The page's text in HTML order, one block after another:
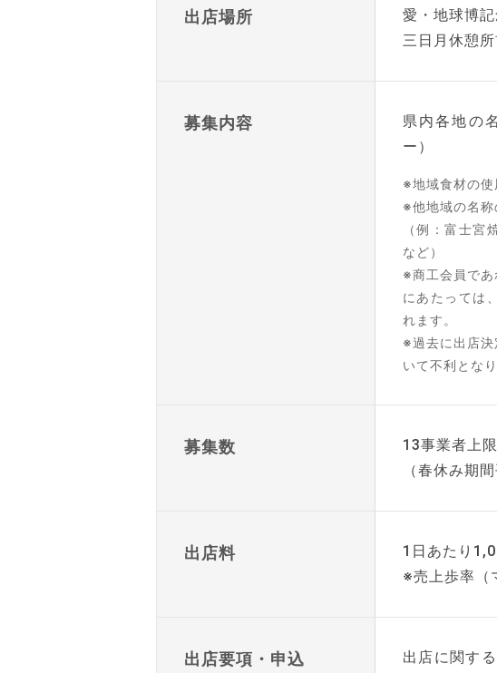
出店場所
愛・地球博記
三日月休憩
募集内容
県内各地の
ー）
※地域食材の使
※他地域の名称
（例：富士宮
など）
※商工会員で
にあたっては
れます。
※過去に出店
いて不利となり
募集数
13事業者上
（春休み期
出店料
1日あたり
※売上歩率（
出店要項・申込
出店に関す